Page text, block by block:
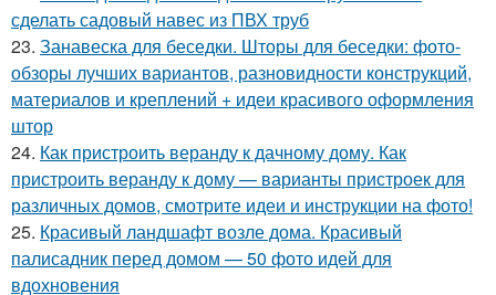
сделать садовый навес из ПВХ труб
23. Занавеска для беседки. Шторы для беседки: фото-
обзоры лучших вариантов, разновидности конструкций,
материалов и креплений + идеи красивого оформления
штор
24. Как пристроить веранду к дачному дому. Как
пристроить веранду к дому — варианты пристроек для
различных домов, смотрите идеи и инструкции на фото!
25. Красивый ландшафт возле дома. Красивый
палисадник перед домом — 50 фото идей для
вдохновения